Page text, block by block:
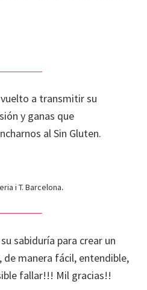
a transmitir su
y ganas que
al Sin Gluten.
i T. Barcelona.
sabiduría para crear un
manera fácil, entendible,
fallar!!! Mil gracias!!